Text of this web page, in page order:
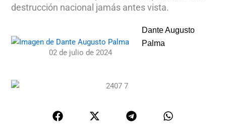
destrucción nacional jamás antes vista.
Dante Augusto
Palma
02 de julio de 2024